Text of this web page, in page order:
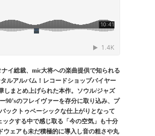
イ総裁、mic大将への楽曲提供で知られる
ルアルバム！レコードショップバイヤー
しまとめ上げられた本作。ソウル/ジャズ
90’sのフレイヴァーを存分に取り込み、プ
ックトゥベーシックな仕上がりとなって
クする中で感じ取る「今の空気」も十分
ェアも未だ積極的に導入し音の粗さや丸